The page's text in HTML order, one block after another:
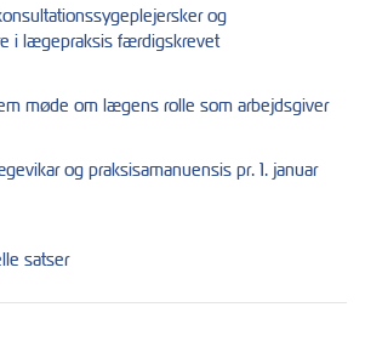
og
i lægepraksis færdigskrevet
møde om lægens rolle som arbejdsgiver
og praksisamanuensis pr. 1. januar
satser